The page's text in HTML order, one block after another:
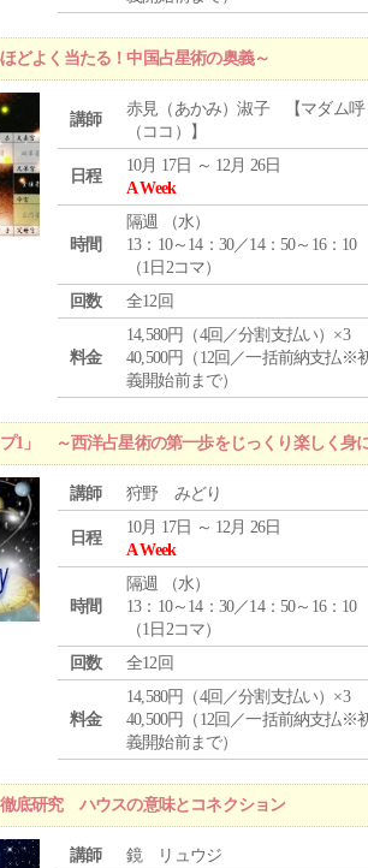
よく当たる！中国占星術の奥義～
講師
赤見（あかみ）淑子 【マダム呼
（ココ）】
日程
10月 17日 ～ 12月 26日
A Week
時間
隔週 （水）
13：10～14：30／14：50～16：10
（1日2コマ）
回数
全12回
料金
14,580円（4回／分割支払い）×3
40,500円（12回／一括前納支払※
義開始前まで）
1」 ～西洋占星術の第一歩をじっくり楽しく身
講師 狩野 みどり
日程
10月 17日 ～ 12月 26日
A Week
時間
隔週 （水）
13：10～14：30／14：50～16：10
（1日2コマ）
回数
全12回
料金
14,580円（4回／分割支払い）×3
40,500円（12回／一括前納支払※
義開始前まで）
底研究 ハウスの意味とコネクション
講師
鏡 リュウジ